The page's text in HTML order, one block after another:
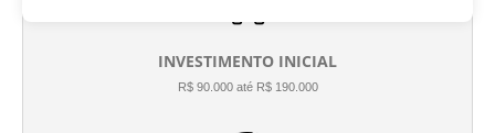
INVESTIMENTO INICIAL
R$ 90.000 até R$ 190.000